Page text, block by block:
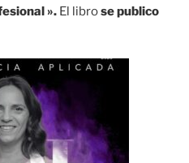
». El librose publico